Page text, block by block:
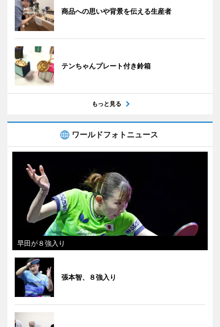
商品への思いや背景を伝える生産者
テンちゃんプレート付き鈴箱
もっと見る
ワールドフォトニュース
早田が８強入り
張本智、８強入り